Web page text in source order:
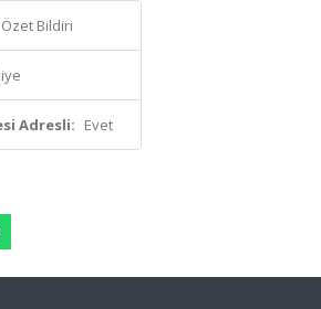
Bildiri
Adresli: Evet